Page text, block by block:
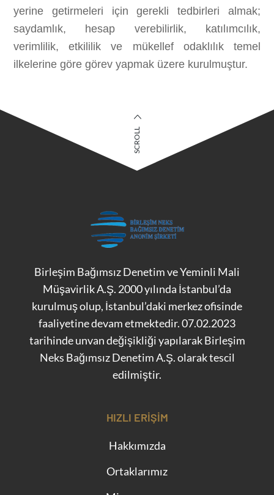
yerine getirmeleri için gerekli tedbirleri almak;
saydamlık, hesap verebilirlik, katılımcılık,
verimlilik, etkililik ve mükellef odaklılık temel
ilkelerine göre görev yapmak üzere kurulmuştur.
SCROLL
Birleşim Bağımsız Denetim ve Yeminli Mali
Müşavirlik A.Ş. 2000 yılında İstanbul’da
kurulmuş olup, İstanbul’daki merkez ofisinde
faaliyetine devam etmektedir. 07.02.2023
tarihinde unvan değişikliği yapılarak Birleşim
Neks Bağımsız Denetim A.Ş. olarak tescil
edilmiştir.
HIZLI ERIŞIM
Hakkımızda
Ortaklarımız